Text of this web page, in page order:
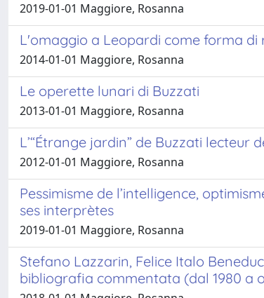
2019-01-01 Maggiore, Rosanna
L'omaggio a Leopardi come forma
2014-01-01 Maggiore, Rosanna
Le operette lunari di Buzzati
2013-01-01 Maggiore, Rosanna
L’“Étrange jardin” de Buzzati lecteur
2012-01-01 Maggiore, Rosanna
Pessimisme de l’intelligence,
ses interprètes
2019-01-01 Maggiore, Rosanna
Stefano Lazzarin, Felice Italo
bibliografia commentata (dal 1980 a